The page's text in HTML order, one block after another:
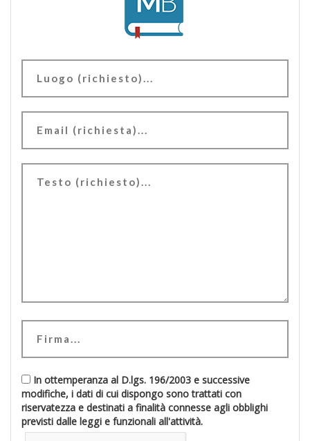
In ottemperanza al D.lgs. 196/2003 e successive
modifiche, i dati di cui dispongo sono trattati con
riservatezza e destinati a finalità connesse agli obblighi
previsti dalle leggi e funzionali all'attività.